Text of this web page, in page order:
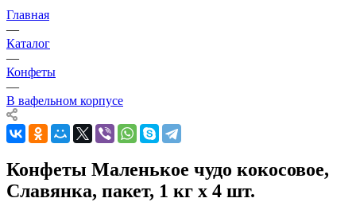
Главная
—
Каталог
—
Конфеты
—
В вафельном корпусе
Конфеты Маленькое чудо кокосовое,
Славянка, пакет, 1 кг х 4 шт.